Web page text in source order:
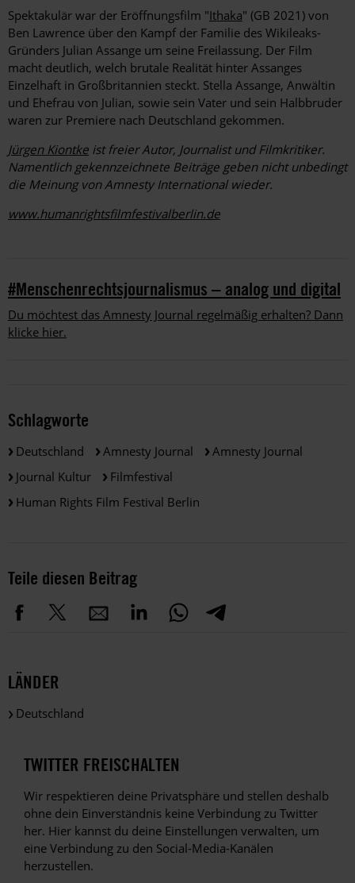
Spektakulär war der Eröffnungsfilm "Ithaka" (GB 2021) von
Ben Lawrence über den Kampf der Familie des Wiki­leaks-
Gründers Julian Assange um seine Freilassung. Der Film
macht deutlich, welch brutale Realität hinter Assanges
Einzelhaft in Großbritannien steckt. Stella Assange, Anwältin
und Ehefrau von Julian, sowie sein Vater und sein Halbbruder
waren zur Premiere nach Deutschland gekommen.
Jürgen Kiontke ist freier Autor, Journalist und Filmkritiker.
Namentlich gekennzeichnete Beiträge geben nicht unbedingt
die Meinung von Amnesty International wieder.
www.humanrightsfilmfestivalberlin.de
#Menschenrechtsjournalismus – analog und digital
Du möchtest das Amnesty Journal regelmäßig erhalten? Dann
klicke hier.
Schlagworte
Deutschland Amnesty Journal
Amnesty Journal
Journal Kultur
Filmfestival
Human Rights Film Festival Berlin
Teile diesen Beitrag
LÄNDER
Deutschland
TWITTER FREISCHALTEN
Wir respektieren deine Privatsphäre und stellen deshalb
ohne dein Einverständnis keine Verbindung zu Twitter
her. Hier kannst du deine Einstellungen verwalten, um
eine Verbindung zu den Social-Media-Kanälen
herzustellen.